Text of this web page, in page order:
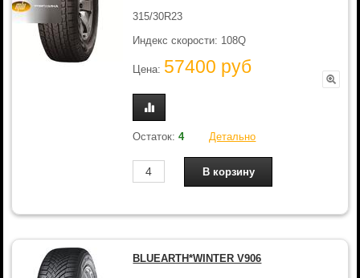
315/30R23
Индекс скорости: 108Q
Цена: 57400 руб
Остаток:4 Детально
BLUEARTH*WINTER V906